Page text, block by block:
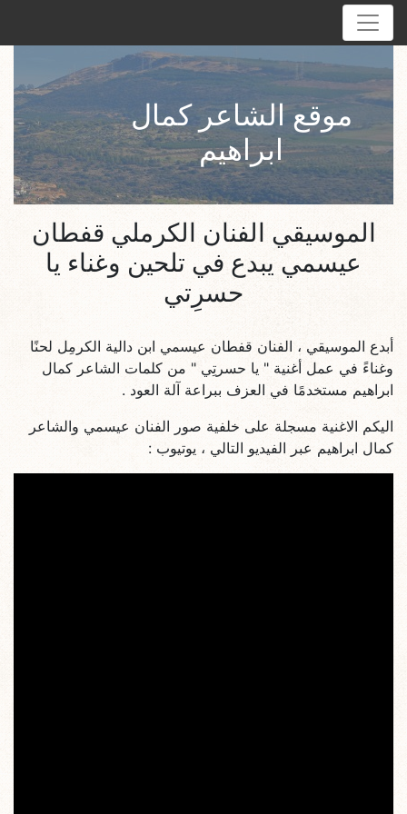
موقع الشاعر كمال
ابراهيم
الموسيقي الفنان الكرملي قفطان
عيسمي يبدع في تلحين وغناء يا
حسرِتي
أبدع الموسيقي ، الفنان قفطان عيسمي ابن دالية الكرمِل لحنًا
وغناءً في عمل أغنية " يا حسرتِي " من كلمات الشاعر كمال
ابراهيم مستخدمًا في العزف ببراعة آلة العود .
اليكم الاغنية مسجلة على خلفية صور الفنان عيسمي والشاعر
كمال ابراهيم عبر الفيديو التالي ، يوتيوب :